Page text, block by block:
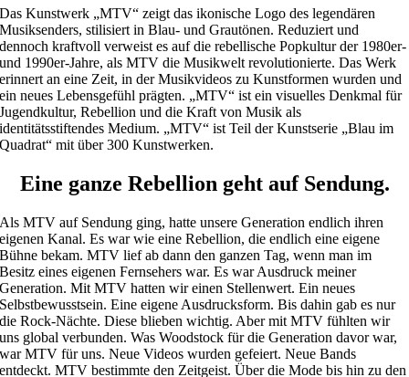
Das Kunstwerk „MTV“ zeigt das ikonische Logo des legendären
Musiksenders, stilisiert in Blau- und Grautönen. Reduziert und
dennoch kraftvoll verweist es auf die rebellische Popkultur der 1980er-
und 1990er-Jahre, als MTV die Musikwelt revolutionierte. Das Werk
erinnert an eine Zeit, in der Musikvideos zu Kunstformen wurden und
ein neues Lebensgefühl prägten. „MTV“ ist ein visuelles Denkmal für
Jugendkultur, Rebellion und die Kraft von Musik als
identitätsstiftendes Medium. „MTV“ ist Teil der Kunstserie „Blau im
Quadrat“ mit über 300 Kunstwerken.
Eine ganze Rebellion geht auf Sendung.
Als MTV auf Sendung ging, hatte unsere Generation endlich ihren
eigenen Kanal. Es war wie eine Rebellion, die endlich eine eigene
Bühne bekam. MTV lief ab dann den ganzen Tag, wenn man im
Besitz eines eigenen Fernsehers war. Es war Ausdruck meiner
Generation. Mit MTV hatten wir einen Stellenwert. Ein neues
Selbstbewusstsein. Eine eigene Ausdrucksform. Bis dahin gab es nur
die Rock-Nächte. Diese blieben wichtig. Aber mit MTV fühlten wir
uns global verbunden. Was Woodstock für die Generation davor war,
war MTV für uns. Neue Videos wurden gefeiert. Neue Bands
entdeckt. MTV bestimmte den Zeitgeist. Über die Mode bis hin zu den